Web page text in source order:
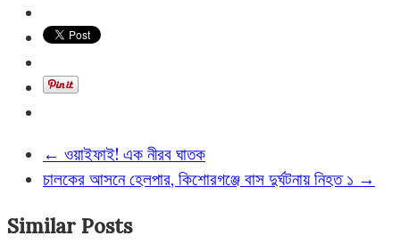
← ওয়াইফাই! এক নীরব ঘাতক
চালকের আসনে হেলপার, কিশোরগঞ্জে বাস দুর্ঘটনায় নিহত ১ →
Similar Posts